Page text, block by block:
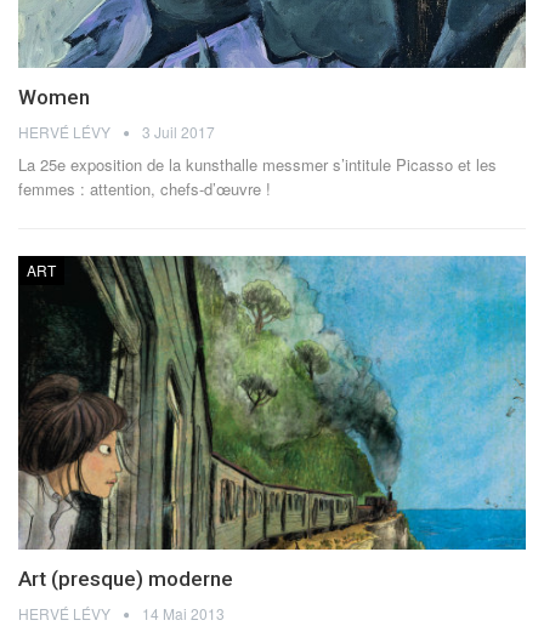
Women
HERVÉ LÉVY 3 Juil 2017
La 25e exposition de la kunsthalle messmer s’intitule Picasso et les
femmes : attention, chefs-d’œuvre !
ART
Art (presque) moderne
HERVÉ LÉVY 14 Mai 2013